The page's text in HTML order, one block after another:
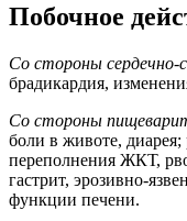
Побочное
Со стороны сердечно-
брадикардия,
Со стороны
боли в животе, диарея;
переполнения ЖКТ,
гастрит, эрозивно-
функции печени.